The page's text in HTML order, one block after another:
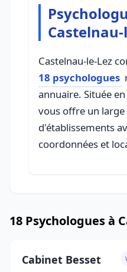
Castelnau-
Castelnau-le-Lez
18 psychologues
annuaire. Située
vous offre un large
d'établissements
coordonnées et
18 Psychologues à
Cabinet Besset